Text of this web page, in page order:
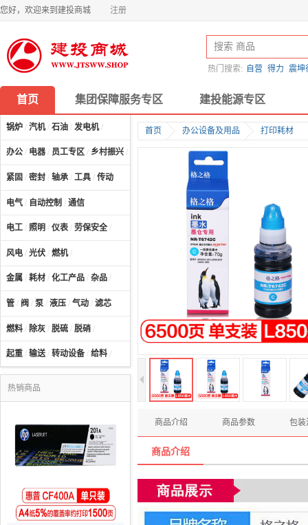
您好，欢迎来到建投商城 注册
热门搜索: 自营 得力 震坤
首页 集团保障服务专区 建投能源专区
锅炉 / 汽机/ 石油 / 发电机/
办公 / 电器 / 员工专区 / 乡村振兴 /
紧固 / 密封 / 轴承 / 工具 / 传动
电气 / 自动控制 / 通信
电工 / 照明 / 仪表 / 劳保安全 /
风电 / 光伏 / 燃机/
金属 / 耗材 / 化工产品 / 杂品 /
管 / 阀 / 泵 / 液压 / 气动 / 滤芯
燃料 / 除灰 / 脱硫 / 脱硝 /
起重 / 输送/ 转动设备 / 给料 /
热销商品
首页 办公设备及用品 打印耗材
商品介绍 商品参数 包装
商品介绍